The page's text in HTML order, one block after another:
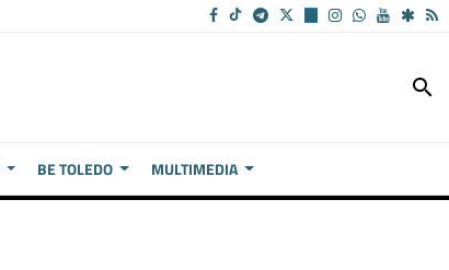
search
BE TOLEDO MULTIMEDIA